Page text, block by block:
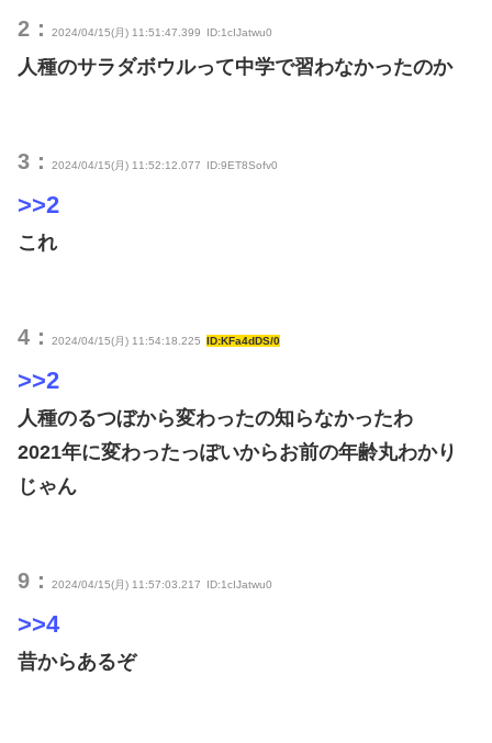
2： 2024/04/15(月) 11:51:47.399 ID:1cIJatwu0
人種のサラダボウルって中学で習わなかったのか
3： 2024/04/15(月) 11:52:12.077 ID:9ET8Sofv0
>>2
これ
4： 2024/04/15(月) 11:54:18.225 ID:KFa4dDS/0
>>2
人種のるつぼから変わったの知らなかったわ
2021年に変わったっぽいからお前の年齢丸わかり
じゃん
9： 2024/04/15(月) 11:57:03.217 ID:1cIJatwu0
>>4
昔からあるぞ